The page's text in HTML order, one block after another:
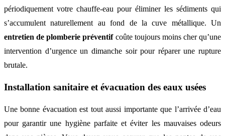
périodiquement votre chauffe-eau pour éliminer les sédiments qui
s’accumulent naturellement au fond de la cuve métallique. Un
entretien de plomberie préventifcoûte toujours moins cher qu’une
intervention d’urgence un dimanche soir pour réparer une rupture
brutale.
Installation sanitaire et évacuation des eaux usées
Une bonne évacuation est tout aussi importante que l’arrivée d’eau
pour garantir une hygiène parfaite et éviter les mauvaises odeurs